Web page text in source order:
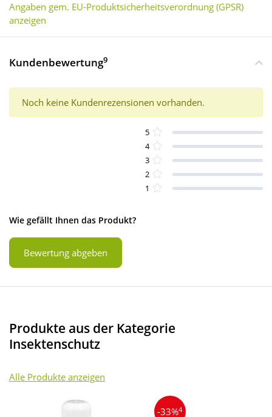
Angaben gem. EU-Produktsicherheitsverordnung (GPSR)
anzeigen
Kundenbewertung9
Noch keine Kundenrezensionen vorhanden.
5
4
3
2
1
Wie gefällt Ihnen das Produkt?
Bewertung abgeben
Produkte aus der Kategorie
Insektenschutz
Alle Produkte anzeigen
-33%4